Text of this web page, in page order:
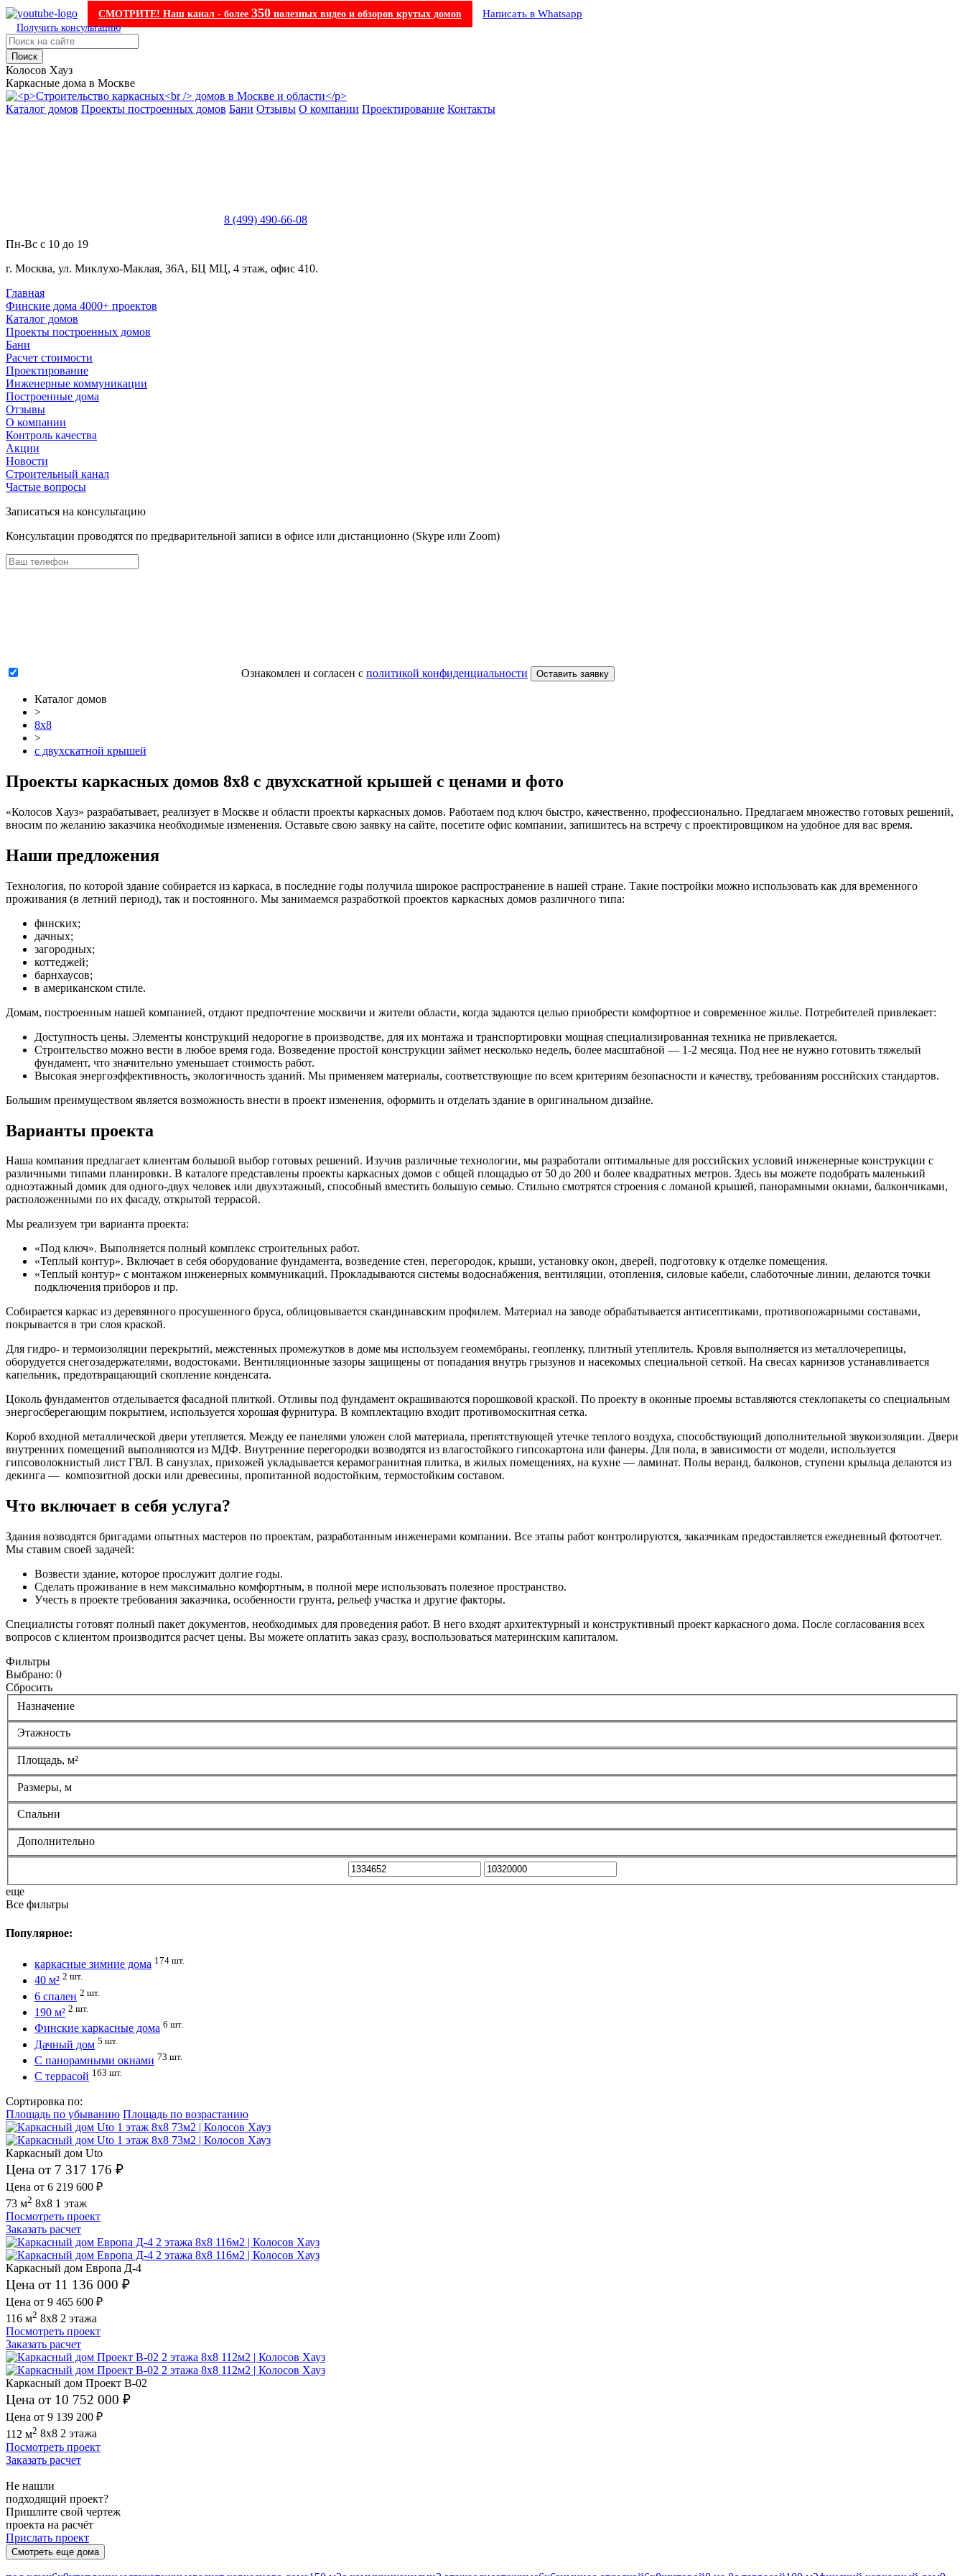
СМОТРИТЕ! Наш канал - более 350 полезных видео и обзоров крутых домов Написать в Whatsapp
Получить консультацию
Поиск
Колосов Хауз
Каркасные дома в Москве
Каталог домов Проекты построенных домов Бани Отзывы О компании Проектирование Контакты
8 (499) 490-66-08
Пн-Вс с 10 до 19
г. Москва, ул. Миклухо-Маклая, 36А, БЦ МЦ, 4 этаж, офис 410.
Главная
Финские дома 4000+ проектов
Каталог домов
Проекты построенных домов
Бани
Расчет стоимости
Проектирование
Инженерные коммуникации
Построенные дома
Отзывы
О компании
Контроль качества
Акции
Новости
Строительный канал
Частые вопросы
Записаться на консультацию
Консультации проводятся по предварительной записи в офисе или дистанционно (Skype или Zoom)
Ознакомлен и согласен с политикой конфиденциальности Оставить заявку
Каталог домов
>
8x8
>
c двухскатной крышей
Проекты каркасных домов 8x8 c двухскатной крышей с ценами и фото
«Колосов Хауз» разрабатывает, реализует в Москве и области проекты каркасных домов. Работаем под ключ быстро, качественно, профессионально. Предлагаем множество готовых решений,
вносим по желанию заказчика необходимые изменения. Оставьте свою заявку на сайте, посетите офис компании, запишитесь на встречу с проектировщиком на удобное для вас время.
Наши предложения
Технология, по которой здание собирается из каркаса, в последние годы получила широкое распространение в нашей стране. Такие постройки можно использовать как для временного
проживания (в летний период), так и постоянного. Мы занимаемся разработкой проектов каркасных домов различного типа:
финских;
дачных;
загородных;
коттеджей;
барнхаусов;
в американском стиле.
Домам, построенным нашей компанией, отдают предпочтение москвичи и жители области, когда задаются целью приобрести комфортное и современное жилье. Потребителей привлекает:
Доступность цены. Элементы конструкций недорогие в производстве, для их монтажа и транспортировки мощная специализированная техника не привлекается.
Строительство можно вести в любое время года. Возведение простой конструкции займет несколько недель, более масштабной — 1-2 месяца. Под нее не нужно готовить тяжелый
фундамент, что значительно уменьшает стоимость работ.
Высокая энергоэффективность, экологичность зданий. Мы применяем материалы, соответствующие по всем критериям безопасности и качеству, требованиям российских стандартов.
Большим преимуществом является возможность внести в проект изменения, оформить и отделать здание в оригинальном дизайне.
Варианты проекта
Наша компания предлагает клиентам большой выбор готовых решений. Изучив различные технологии, мы разработали оптимальные для российских условий инженерные конструкции с
различными типами планировки. В каталоге представлены проекты каркасных домов с общей площадью от 50 до 200 и более квадратных метров. Здесь вы можете подобрать маленький
одноэтажный домик для одного-двух человек или двухэтажный, способный вместить большую семью. Стильно смотрятся строения с ломаной крышей, панорамными окнами, балкончиками,
расположенными по их фасаду, открытой террасой.
Мы реализуем три варианта проекта:
«Под ключ». Выполняется полный комплекс строительных работ.
«Теплый контур». Включает в себя оборудование фундамента, возведение стен, перегородок, крыши, установку окон, дверей, подготовку к отделке помещения.
«Теплый контур» с монтажом инженерных коммуникаций. Прокладываются системы водоснабжения, вентиляции, отопления, силовые кабели, слаботочные линии, делаются точки
подключения приборов и пр.
Собирается каркас из деревянного просушенного бруса, облицовывается скандинавским профилем. Материал на заводе обрабатывается антисептиками, противопожарными составами,
покрывается в три слоя краской.
Для гидро- и термоизоляции перекрытий, межстенных промежутков в доме мы используем геомембраны, геопленку, плитный утеплитель. Кровля выполняется из металлочерепицы,
оборудуется снегозадержателями, водостоками. Вентиляционные зазоры защищены от попадания внутрь грызунов и насекомых специальной сеткой. На свесах карнизов устанавливается
капельник, предотвращающий скопление конденсата.
Цоколь фундаментов отделывается фасадной плиткой. Отливы под фундамент окрашиваются порошковой краской. По проекту в оконные проемы вставляются стеклопакеты со специальным
энергосберегающим покрытием, используется хорошая фурнитура. В комплектацию входит противомоскитная сетка.
Короб входной металлической двери утепляется. Между ее панелями уложен слой материала, препятствующей утечке теплого воздуха, способствующий дополнительной звукоизоляции. Двери
внутренних помещений выполняются из МДФ. Внутренние перегородки возводятся из влагостойкого гипсокартона или фанеры. Для пола, в зависимости от модели, используется
гипсоволокнистый лист ГВЛ. В санузлах, прихожей укладывается керамогранитная плитка, в жилых помещениях, на кухне — ламинат. Полы веранд, балконов, ступени крыльца делаются из
декинга — композитной доски или древесины, пропитанной водостойким, термостойким составом.
Что включает в себя услуга?
Здания возводятся бригадами опытных мастеров по проектам, разработанным инженерами компании. Все этапы работ контролируются, заказчикам предоставляется ежедневный фотоотчет.
Мы ставим своей задачей:
Возвести здание, которое прослужит долгие годы.
Сделать проживание в нем максимально комфортным, в полной мере использовать полезное пространство.
Учесть в проекте требования заказчика, особенности грунта, рельеф участка и другие факторы.
Специалисты готовят полный пакет документов, необходимых для проведения работ. В него входят архитектурный и конструктивный проект каркасного дома. После согласования всех
вопросов с клиентом производится расчет цены. Вы можете оплатить заказ сразу, воспользоваться материнским капиталом.
Фильтры
Выбрано: 0
Сбросить
Назначение
Этажность
Площадь, м²
Размеры, м
Спальни
Дополнительно
еще
Все фильтры
Популярное:
каркасные зимние дома 174 шт.
40 м² 2 шт.
6 спален 2 шт.
190 м² 2 шт.
Финские каркасные дома 6 шт.
Дачный дом 5 шт.
С панорамными окнами 73 шт.
С террасой 163 шт.
Сортировка по:
Площадь по убыванию Площадь по возрастанию
Каркасный дом Uto
Цена от 7 317 176 ₽
Цена от 6 219 600 ₽
73 м2 8x8 1 этаж
Посмотреть проект
Заказать расчет
Каркасный дом Европа Д-4
Цена от 11 136 000 ₽
Цена от 9 465 600 ₽
116 м2 8x8 2 этажа
Посмотреть проект
Заказать расчет
Каркасный дом Проект В-02
Цена от 10 752 000 ₽
Цена от 9 139 200 ₽
112 м2 8x8 2 этажа
Посмотреть проект
Заказать расчет
Не нашли
подходящий проект?
Пришлите свой чертеж
проекта на расчёт
Прислать проект
Смотреть еще дома